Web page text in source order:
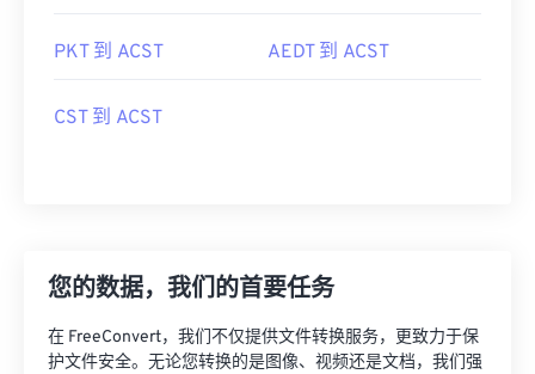
PKT 到 ACST AEDT 到 ACST
CST 到 ACST
您的数据，我们的首要任务
在 FreeConvert，我们不仅提供文件转换服务，更致力于保
护文件安全。无论您转换的是图像、视频还是文档，我们强